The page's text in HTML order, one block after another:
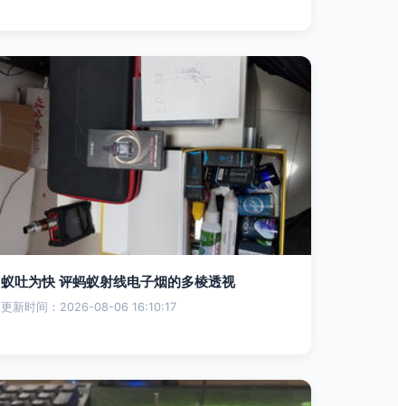
蚁吐为快 评蚂蚁射线电子烟的多棱透视
更新时间：2026-08-06 16:10:17